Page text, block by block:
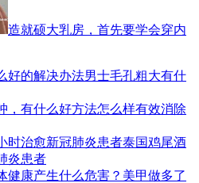
造就硕大乳房，首先要学会穿内
男士毛孔粗大有什
怎么样有效消除
泰国鸡尾酒
炎患者
美甲做多了